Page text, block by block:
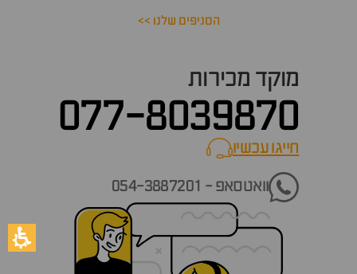
הסניפים שלנו >>
מוקד מכירות
077-8039870
חייגו עכשיוcall now
וואטסאפ - 054-3887201